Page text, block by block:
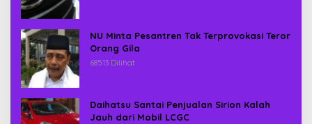
NU Minta Pesantren Tak Terprovokasi Teror
Orang Gila
68513 Dilihat
Daihatsu Santai Penjualan Sirion Kalah
Jauh dari Mobil LCGC